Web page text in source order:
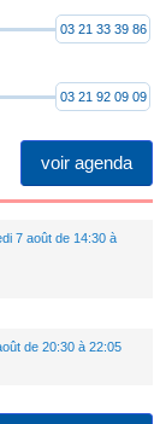
03 21 33 39 86
03 21 92 09 09
voir agenda
7 août de 14:30 à
de 20:30 à 22:05